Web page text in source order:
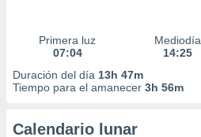
Primera luz
07:04
Mediodía
14:25
Duración del día 13h 47m
Tiempo para el amanecer 3h 56m
Calendario lunar